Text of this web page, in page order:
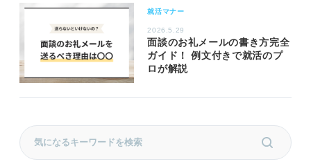
就活マナー
2026.5.29
面談のお礼メールの書き方完全
ガイド！ 例文付きで就活のプ
ロが解説